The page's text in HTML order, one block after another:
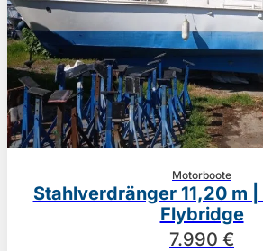
Motorboote
Stahlverdränger 11,20 m
Flybridge
7.990 €